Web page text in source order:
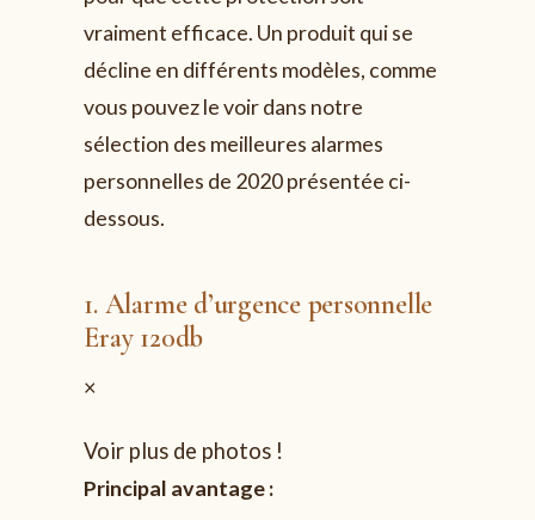
vraiment efficace. Un produit qui se
décline en différents modèles, comme
vous pouvez le voir dans notre
sélection des meilleures alarmes
personnelles de 2020 présentée ci-
dessous.
1. Alarme d’urgence personnelle
Eray 120db
×
Voir plus de photos !
Principal avantage :